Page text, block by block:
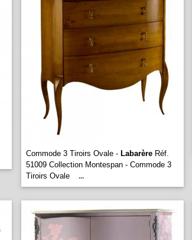
Commode 3 Tiroirs Ovale - Labarère Réf.
51009 Collection Montespan - Commode 3
Tiroirs Ovale
...